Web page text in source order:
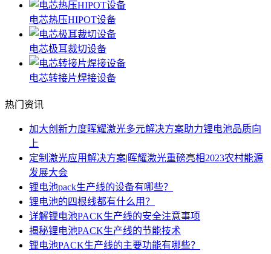
电芯热压HIPOT设备
电芯极耳裁切设备
电芯转接片焊接设备
热门资讯
加大创新力度晖耀激光多元解决方案助力锂电池品质向
上
定制激光应用解决方案|晖耀激光重磅亮相2023农村能源
发展大会
锂电池pack生产线的设备有哪些？
锂电池的四根线都有什么用？
详解锂电池PACK生产线的安全注意事项
揭秘锂电池PACK生产线的节能技术
锂电池PACK生产线的主要功能有哪些？